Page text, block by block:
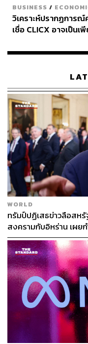
BUSINESS /
วิเคราะห์ปรากฏการ
เชื่อ CLICX อาจเป็นเ
เรือนไทยที่ถูกซุกไว้
WORLD
ทรัมป์ปฏิเสธข่าวลือสหรั
สงครามกับอิหร่าน เผย